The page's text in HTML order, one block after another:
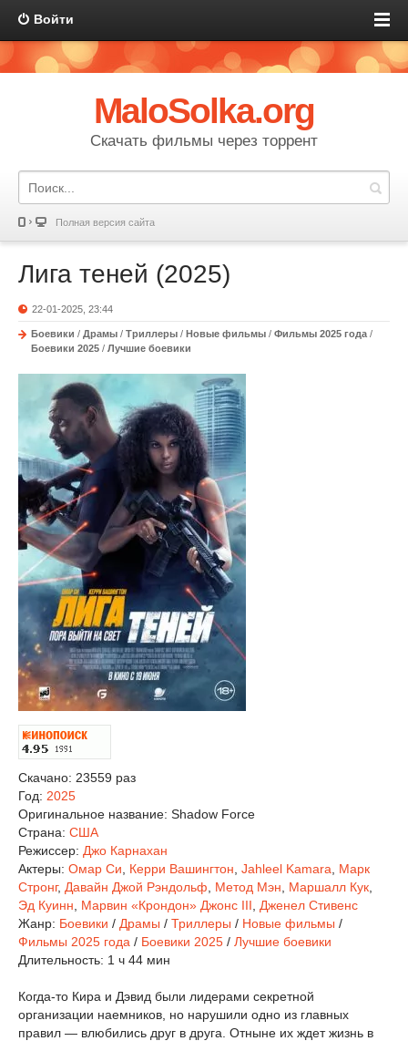
Войти
MaloSolka.org
Скачать фильмы через торрент
Полная версия сайта
Лига теней (2025)
22-01-2025, 23:44
Боевики / Драмы / Триллеры / Новые фильмы / Фильмы 2025 года /
Боевики 2025 / Лучшие боевики
Скачано: 23559 раз
Год: 2025
Оригинальное название: Shadow Force
Страна: США
Режиссер: Джо Карнахан
Актеры: Омар Си Керри Вашингтон Jahleel Kamara
Марк
Стронг, Давайн Джой Рэндольф Метод Мэн Маршалл Кук
Эд Куинн
Марвин «Крондон» Джонс III
Дженел Стивенс
Жанр: Боевики / Драмы / Триллеры / Новые фильмы /
Фильмы 2025 года / Боевики 2025 / Лучшие боевики
Длительность: 1 ч 44 мин
Когда-то Кира и Дэвид были лидерами секретной
организации наемников, но нарушили одно из главных
правил — влюбились друг в друга. Отныне их ждет жизнь в